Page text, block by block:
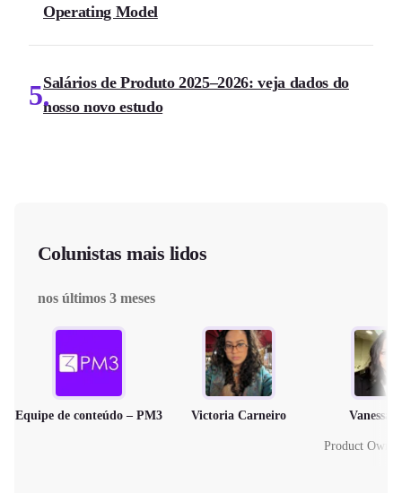
Operating Model
5Salários de Produto 2025–2026: veja dados do
nosso novo estudo
Colunistas mais lidos
nos últimos 3 meses
Equipe de conteúdo – PM3 Victoria Carneiro Vanessa
Product